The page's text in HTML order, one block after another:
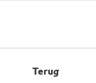
Terug